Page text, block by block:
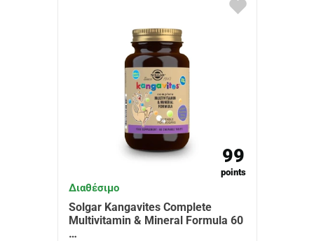
99
points
Διαθέσιμο
Solgar Kangavites Complete
Multivitamin & Mineral Formula 60
…